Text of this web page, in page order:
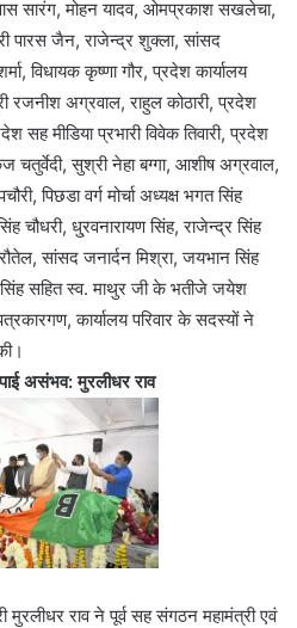
सारंग, मोहन यादव, ओमप्रकाश सखलेचा,
पारस जैन, राजेन्द्र शुक्ला, सांसद
विधायक कृष्णा गौर, प्रदेश कार्यालय
रजनीश अग्रवाल, राहुल कोठारी, प्रदेश
सह मीडिया प्रभारी विवेक तिवारी, प्रदेश
चतुर्वेदी, सुश्री नेहा बग्गा, आशीष अग्रवाल,
पिछडा वर्ग मोर्चा अध्यक्ष भगत सिंह
चौधरी, धु्रवनारायण सिंह, राजेन्द्र सिंह
सांसद जनार्दन मिश्रा, जयभान सिंह
सहित स्व. माथुर जी के भतीजे जयेश
कार्यालय परिवार के सदस्यों ने
असंभव: मुरलीधर राव
मुरलीधर राव ने पूर्व सह संगठन महामंत्री एवं